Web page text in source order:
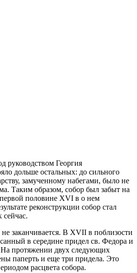
руководством Георгия
дольше остальных: до сильного
замученному набегами, было не
Таким образом, собор был забыт на
половине XVI в о нем
реконструкции собор стал
сейчас.
заканчивается. В XVII в поблизости
в середине придел св. Федора и
протяжении двух следующих
паперть и еще три придела. Это
расцвета собора.